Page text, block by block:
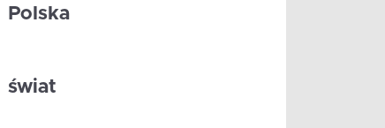
Polska
świat